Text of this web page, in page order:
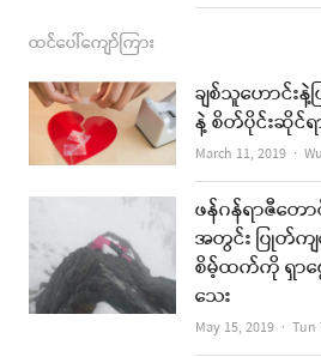
ထင်ပေါ်ကျော်ကြား
ချစ်သူဟောင်းနဲ့
နဲ့ စိတ်ပိုင်းဆိုင်
March 11, 2019
ဖန်ဂန်ရာဇီတော
အတွင်း ပြုတ်က
စိမ့်ထက်ကို ရှာဖွ
သေး
May 15, 2019 Tun